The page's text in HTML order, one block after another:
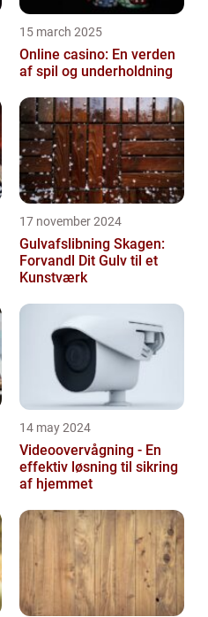
15 march 2025
Online casino: En verden
af spil og underholdning
17 november 2024
Gulvafslibning Skagen:
Forvandl Dit Gulv til et
Kunstværk
14 may 2024
Videoovervågning - En
effektiv løsning til sikring
af hjemmet